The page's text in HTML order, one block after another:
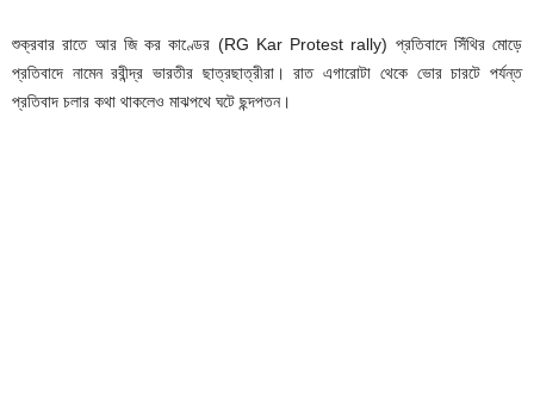
শুক্রবার রাতে আর জি কর কাণ্ডের (RG Kar Protest rally) প্রতিবাদে সিঁথির মোড়ে
প্রতিবাদে নামেন রবীন্দ্র ভারতীর ছাত্রছাত্রীরা। রাত এগারোটা থেকে ভোর চারটে পর্যন্ত
প্রতিবাদ চলার কথা থাকলেও মাঝপথে ঘটে ছন্দপতন।